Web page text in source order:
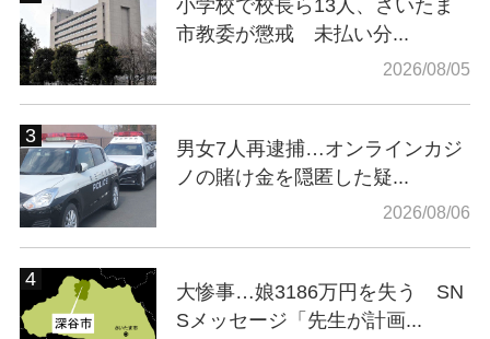
小学校で校長ら13人、さいたま
市教委が懲戒 未払い分...
2026/08/05
男女7人再逮捕…オンラインカジ
ノの賭け金を隠匿した疑...
2026/08/06
大惨事…娘3186万円を失う SN
Sメッセージ「先生が計画...